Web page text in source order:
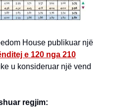
House publikuar një
e 120 nga 210
u konsideruar një vend
regjim: